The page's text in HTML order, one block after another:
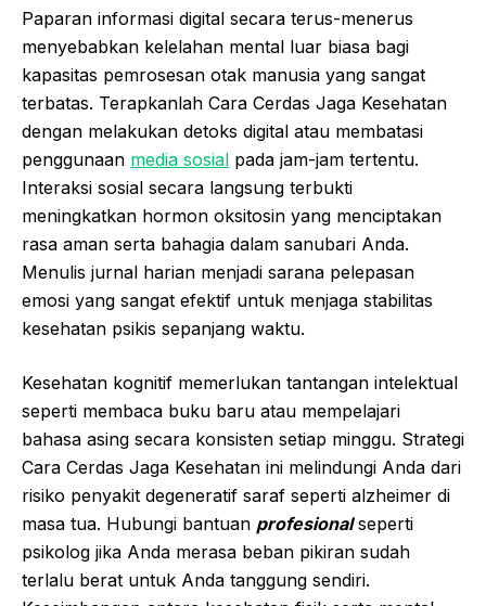
Paparan informasi digital secara terus-menerus
menyebabkan kelelahan mental luar biasa bagi
kapasitas pemrosesan otak manusia yang sangat
terbatas. Terapkanlah Cara Cerdas Jaga Kesehatan
dengan melakukan detoks digital atau membatasi
penggunaan media sosial pada jam-jam tertentu.
Interaksi sosial secara langsung terbukti
meningkatkan hormon oksitosin yang menciptakan
rasa aman serta bahagia dalam sanubari Anda.
Menulis jurnal harian menjadi sarana pelepasan
emosi yang sangat efektif untuk menjaga stabilitas
kesehatan psikis sepanjang waktu.
Kesehatan kognitif memerlukan tantangan intelektual
seperti membaca buku baru atau mempelajari
bahasa asing secara konsisten setiap minggu. Strategi
Cara Cerdas Jaga Kesehatan ini melindungi Anda dari
risiko penyakit degeneratif saraf seperti alzheimer di
masa tua. Hubungi bantuan profesionalseperti
psikolog jika Anda merasa beban pikiran sudah
terlalu berat untuk Anda tanggung sendiri.